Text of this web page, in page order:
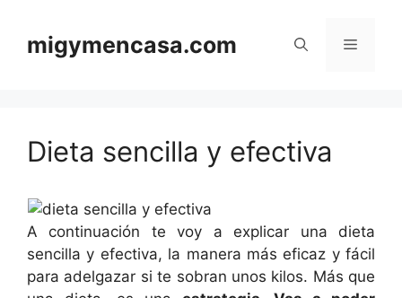
contenido
migymencasa.com Menú
Dieta sencilla y efectiva
A continuación te voy a explicar una dieta
sencilla y efectiva, la manera más eficaz y fácil
para adelgazar si te sobran unos kilos. Más que